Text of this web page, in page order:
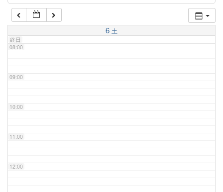
6 土
終日
07:00
08:00
09:00
10:00
11:00
12:00